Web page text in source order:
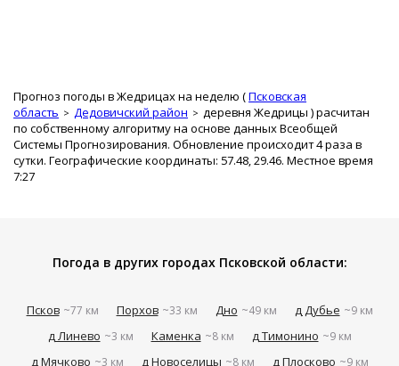
Прогноз погоды в Жедрицах на неделю (Псковская
область
Дедовичский район деревня Жедрицы ) расчитан
по собственному алгоритму на основе данных Всеобщей
Системы Прогнозирования. Обновление происходит 4 раза в
сутки. Географические координаты: 57.48, 29.46. Местное время
7:27
Погода в других городах Псковской области:
Псков ~77 км Порхов ~33 км Дно ~49 км д Дубье ~9 км
д Линево ~3 км Каменка ~8 км д Тимонино ~9 км
д Мячково ~3 км д Новоселицы ~8 км д Плосково ~9 км